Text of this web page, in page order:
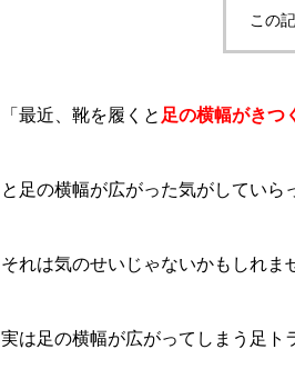
この
「最近、靴を履くと 足の横幅がきつ
と足の横幅が広がった気がしていら
それは気のせいじゃないかもしれま
実は足の横幅が広がってしまう足ト